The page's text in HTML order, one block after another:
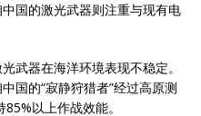
国的激光武器则注重与现有电
武器在海洋环境表现不稳定。
国的“寂静狩猎者”经过高原测
以上作战效能。